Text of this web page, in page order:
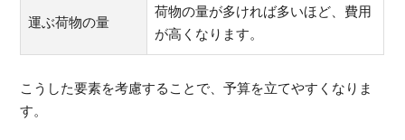
運ぶ荷物の量
荷物の量が多ければ多いほど、費用
が高くなります。
こうした要素を考慮することで、予算を立てやすくなりま
す。